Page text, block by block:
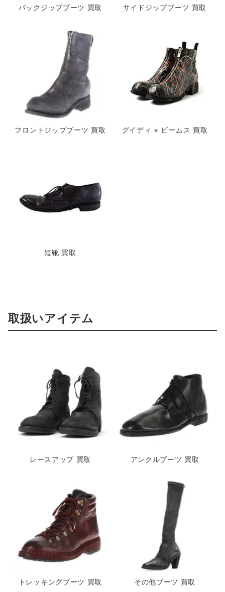
バックジップブーツ 買取 サイドジップブーツ 買取
フロントジップブーツ 買取 グイディ × ビームス 買取
短靴 買取
取扱いアイテム
レースアップ 買取 アンクルブーツ 買取
トレッキングブーツ 買取 その他ブーツ 買取